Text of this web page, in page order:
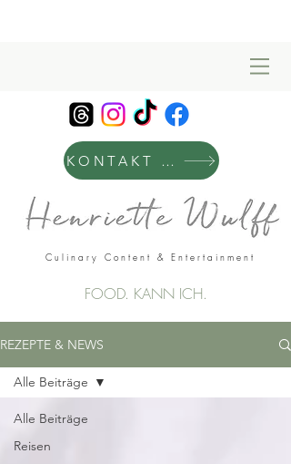
KONTAKT & MANAGEMENT
Culinary Content & Entertainment
FOOD. KANN ICH.
REZEPTE & NEWS
Alle Beiträge
Reisen
Alle Beiträge